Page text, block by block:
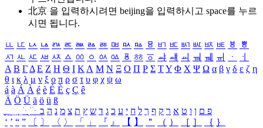
北京 을 입력하시려면 beijing을 입력하시고 space를 누르
시면 됩니다.
ㅥ ㅦ ㅧ ㅨ ㅩ ㅪ ㅫ ㅬ ㅭ ㅮ ㅯ ㅰ ㅱ ㅲ ㅳ ㅴ ㅵ ㅶ ㅷ ㅸ
ㅹ
ㅺ ㅻ ㅼ ㅽ ㅾ ㅿ ㆀ ㆁ ㆂ ㆃ ㆄ ㆅ ㆆ ㆇ ㆈ ㆉ ㆊ ㆋ ㆌ ㆍ
ㆎ
Α Β ΓΔ Ε Ζ Η Θ Ι ΚΛ Μ Ν Ξ Ο Π Ρ Σ ΤΥ Φ Χ Ψ Ω α β γ δ ε ζ η
θ ι κ λ μ ν ξ ο π ρ σ τ υ φ χ ψ ω
á à Á À é è É È ç Ç ê
Ä Ö Ü ä ö ü ß
ִֶֹ ֻּ ׁׂ פ ם ן ו ט א ר ק ף ך ל ח י ע כ ג ד ש ץ ת צ מ נ ה ב
‘ ’ “ ” 〔 〕 〈 〉 「 」 『 』 【 】 ＂ （ ） ［ ］ ｛ ｝